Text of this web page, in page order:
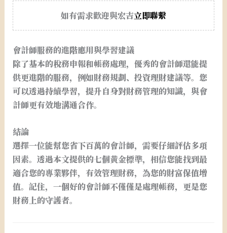
如有需求歡迎與宏吉立即聯繫
會計師服務的進階應用與學習建議
除了基本的稅務申報和帳務處理，優秀的會計師還能提
供更進階的服務，例如財務規劃、投資理財建議等。您
可以透過持續學習，提升自身對財務管理的知識，與會
計師更有效地溝通合作。
結論
選擇一位能幫您省下百萬的會計師，需要仔細評估多項
因素。透過本文提供的七個黃金標準，相信您能找到最
適合您的專業夥伴，有效管理財務，為您的財富保值增
值。記住，一個好的會計師不僅僅是處理帳務，更是您
財務上的守護者。